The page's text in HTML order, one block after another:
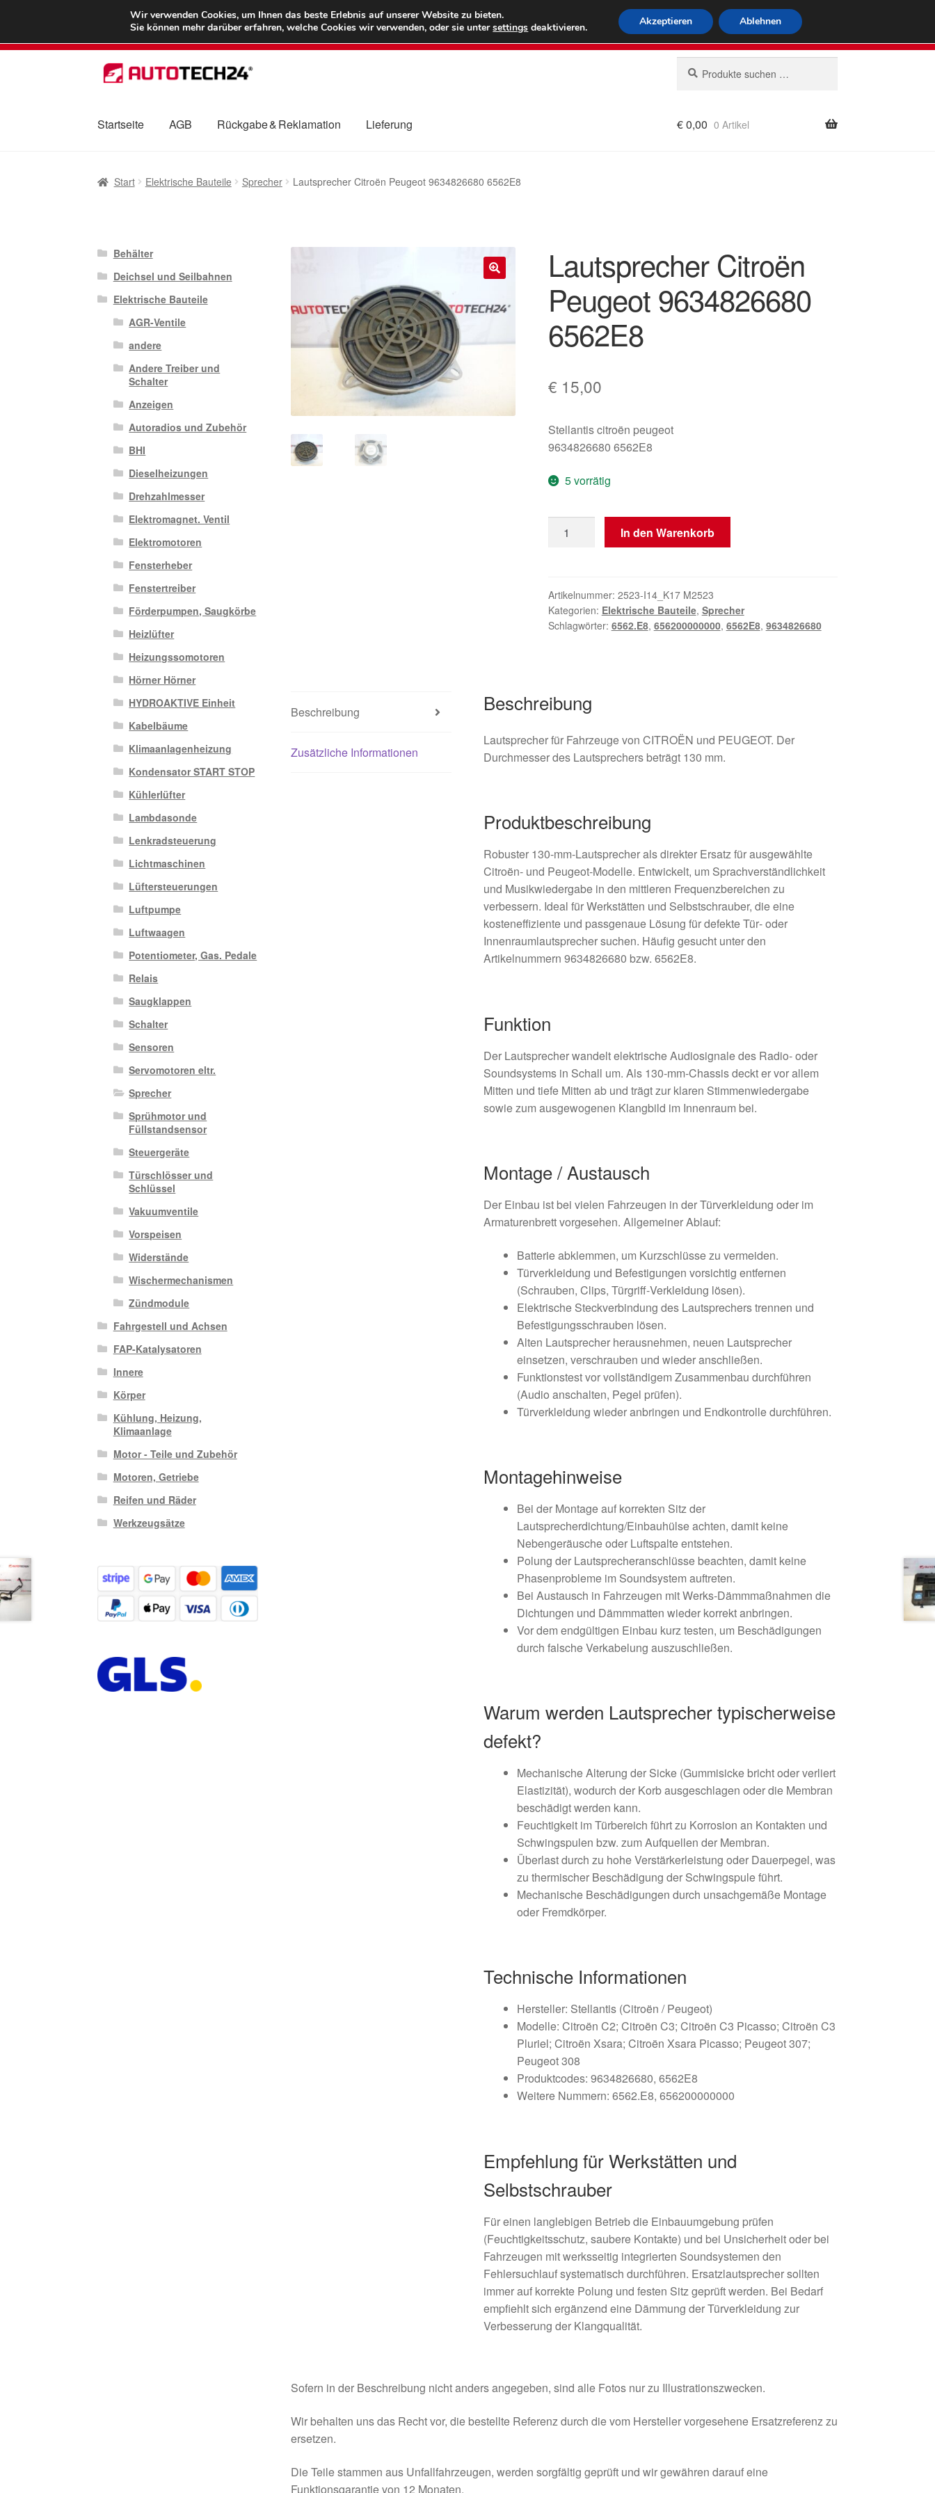
LIEFERUNG ab 6 EUR
Weltweiter Versand
(800) 500 564Mo-Fr 9-16 Uhr
Zur
Navigation
Zum
Inhalt
nach:
Startseite AGB Rückgabe & Reklamation Lieferung €0,00 0 Artikel
Start Elektrische Bauteile Sprecher Lautsprecher Citroën Peugeot 9634826680 6562E8
Lautsprecher Citroën
Peugeot 9634826680
6562E8
€ 15,00
Stellantis citroën peugeot
9634826680 6562E8
5 vorrätig
Citroën
6562E8
Menge
In den Warenkorb
Artikelnummer: 2523-I14_K17 M2523
Kategorien: Elektrische Bauteile, Sprecher
Schlagwörter: 6562.E8, 656200000000, 6562E8, 9634826680
Beschreibung
Zusätzliche Informationen
Beschreibung
Lautsprecher für Fahrzeuge von CITROËN und PEUGEOT. Der
Durchmesser des Lautsprechers beträgt 130 mm.
Produktbeschreibung
Robuster 130‑mm‑Lautsprecher als direkter Ersatz für ausgewählte
Citroën‑ und Peugeot‑Modelle. Entwickelt, um Sprachverständlichkeit
und Musikwiedergabe in den mittleren Frequenzbereichen zu
verbessern. Ideal für Werkstätten und Selbstschrauber, die eine
kosteneffiziente und passgenaue Lösung für defekte Tür‑ oder
Innenraumlautsprecher suchen. Häufig gesucht unter den
Artikelnummern 9634826680 bzw. 6562E8.
Funktion
Der Lautsprecher wandelt elektrische Audiosignale des Radio‑ oder
Soundsystems in Schall um. Als 130‑mm‑Chassis deckt er vor allem
Mitten und tiefe Mitten ab und trägt zur klaren Stimmenwiedergabe
sowie zum ausgewogenen Klangbild im Innenraum bei.
Montage / Austausch
Der Einbau ist bei vielen Fahrzeugen in der Türverkleidung oder im
Armaturenbrett vorgesehen. Allgemeiner Ablauf:
Batterie abklemmen, um Kurzschlüsse zu vermeiden.
Türverkleidung und Befestigungen vorsichtig entfernen
(Schrauben, Clips, Türgriff‑Verkleidung lösen).
Elektrische Steckverbindung des Lautsprechers trennen und
Befestigungsschrauben lösen.
Alten Lautsprecher herausnehmen, neuen Lautsprecher
einsetzen, verschrauben und wieder anschließen.
Funktionstest vor vollständigem Zusammenbau durchführen
(Audio anschalten, Pegel prüfen).
Türverkleidung wieder anbringen und Endkontrolle durchführen.
Montagehinweise
Bei der Montage auf korrekten Sitz der
Lautsprecherdichtung/Einbauhülse achten, damit keine
Nebengeräusche oder Luftspalte entstehen.
Polung der Lautsprecheranschlüsse beachten, damit keine
Phasenprobleme im Soundsystem auftreten.
Bei Austausch in Fahrzeugen mit Werks‑Dämmmaßnahmen die
Dichtungen und Dämmmatten wieder korrekt anbringen.
Vor dem endgültigen Einbau kurz testen, um Beschädigungen
durch falsche Verkabelung auszuschließen.
Warum werden Lautsprecher typischerweise
defekt?
Mechanische Alterung der Sicke (Gummisicke bricht oder verliert
Elastizität), wodurch der Korb ausgeschlagen oder die Membran
beschädigt werden kann.
Feuchtigkeit im Türbereich führt zu Korrosion an Kontakten und
Schwingspulen bzw. zum Aufquellen der Membran.
Überlast durch zu hohe Verstärkerleistung oder Dauerpegel, was
zu thermischer Beschädigung der Schwingspule führt.
Mechanische Beschädigungen durch unsachgemäße Montage
oder Fremdkörper.
Technische Informationen
Hersteller: Stellantis (Citroën / Peugeot)
Modelle: Citroën C2; Citroën C3; Citroën C3 Picasso; Citroën C3
Pluriel; Citroën Xsara; Citroën Xsara Picasso; Peugeot 307;
Peugeot 308
Produktcodes: 9634826680, 6562E8
Weitere Nummern: 6562.E8, 656200000000
Empfehlung für Werkstätten und
Selbstschrauber
Für einen langlebigen Betrieb die Einbauumgebung prüfen
(Feuchtigkeitsschutz, saubere Kontakte) und bei Unsicherheit oder bei
Fahrzeugen mit werksseitig integrierten Soundsystemen den
Fehlersuchlauf systematisch durchführen. Ersatzlautsprecher sollten
immer auf korrekte Polung und festen Sitz geprüft werden. Bei Bedarf
empfiehlt sich ergänzend eine Dämmung der Türverkleidung zur
Verbesserung der Klangqualität.
Sofern in der Beschreibung nicht anders angegeben, sind alle Fotos nur zu Illustrationszwecken.
Wir behalten uns das Recht vor, die bestellte Referenz durch die vom Hersteller vorgesehene Ersatzreferenz zu
ersetzen.
Die Teile stammen aus Unfallfahrzeugen, werden sorgfältig geprüft und wir gewähren darauf eine
Funktionsgarantie von 12 Monaten.
Behälter
Deichsel und Seilbahnen
Elektrische Bauteile
AGR-Ventile
andere
Andere Treiber und
Schalter
Anzeigen
Autoradios und Zubehör
BHI
Dieselheizungen
Drehzahlmesser
Elektromagnet. Ventil
Elektromotoren
Fensterheber
Fenstertreiber
Förderpumpen, Saugkörbe
Heizlüfter
Heizungssomotoren
Hörner Hörner
HYDROAKTIVE Einheit
Kabelbäume
Klimaanlagenheizung
Kondensator START STOP
Kühlerlüfter
Lambdasonde
Lenkradsteuerung
Lichtmaschinen
Lüftersteuerungen
Luftpumpe
Luftwaagen
Potentiometer, Gas. Pedale
Relais
Saugklappen
Schalter
Sensoren
Servomotoren eltr.
Sprecher
Sprühmotor und
Füllstandsensor
Steuergeräte
Türschlösser und
Schlüssel
Vakuumventile
Vorspeisen
Widerstände
Wischermechanismen
Zündmodule
Fahrgestell und Achsen
FAP-Katalysatoren
Innere
Körper
Kühlung, Heizung,
Klimaanlage
Motor - Teile und Zubehör
Motoren, Getriebe
Reifen und Räder
Werkzeugsätze
Wir verwenden Cookies, um Ihnen das beste Erlebnis auf unserer Website zu bieten.
Sie können mehr darüber erfahren, welche Cookies wir verwenden, oder sie untersettings deaktivieren. Akzeptieren Ablehnen